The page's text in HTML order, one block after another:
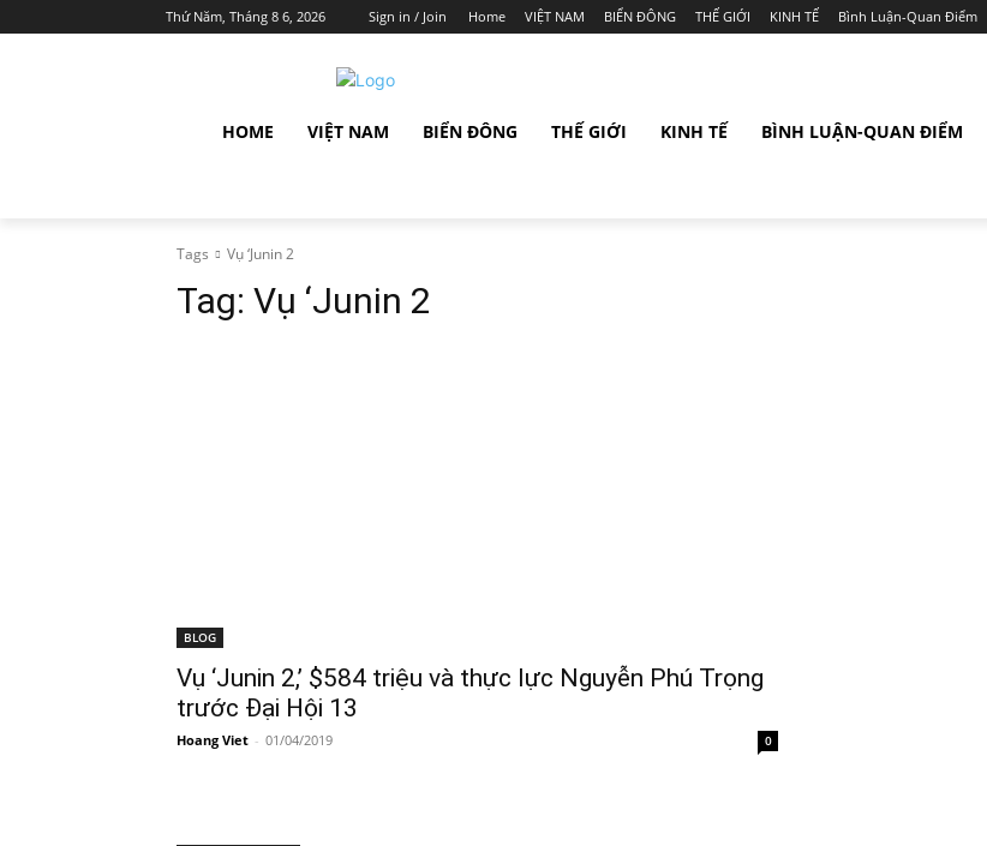
Thứ Năm, Tháng 8 6, 2026 Sign in / Join Home VIỆT NAM BIỂN ĐÔNG THẾ GIỚI KINH TẾ Bình Luận-Quan Điểm
HOME VIỆT NAM BIỂN ĐÔNG THẾ GIỚI KINH TẾ BÌNH LUẬN-QUAN ĐIỂM
Tags Vụ ‘Junin 2
Tag: Vụ ‘Junin 2
BLOG
Vụ ‘Junin 2,’ $584 triệu và thực lực Nguyễn Phú Trọng
trước Đại Hội 13
Hoang Viet - 01/04/2019 0